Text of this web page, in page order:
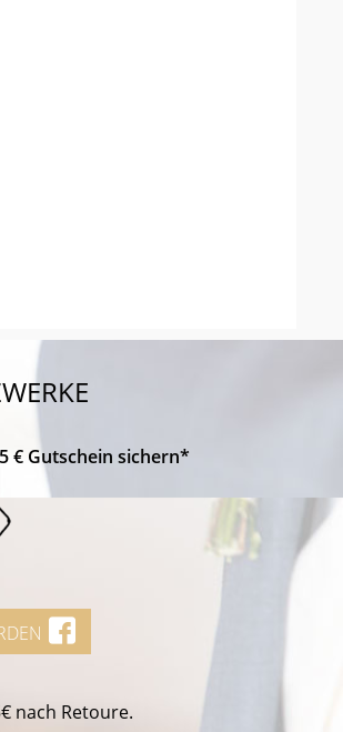
€ Gutschein sichern*
nach Retoure.